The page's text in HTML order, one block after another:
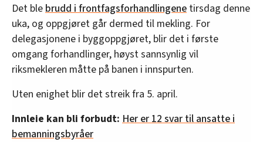
Det ble brudd i frontfagsforhandlingene tirsdag denne
uka, og oppgjøret går dermed til mekling. For
delegasjonene i byggoppgjøret, blir det i første
omgang forhandlinger, høyst sannsynlig vil
riksmekleren måtte på banen i innspurten.
Uten enighet blir det streik fra 5. april.
Innleie kan bli forbudt: Her er 12 svar til ansatte i
bemanningsbyråer